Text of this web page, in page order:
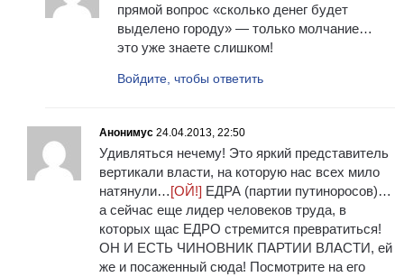
прямой вопрос «сколько денег будет
выделено городу» — только молчание…
это уже знаете слишком!
Войдите, чтобы ответить
Анонимус 24.04.2013, 22:50
Удивляться нечему! Это яркий представитель
вертикали власти, на которую нас всех мило
натянули…[ОЙ!] ЕДРА (партии путиноросов)…
а сейчас еще лидер человеков труда, в
которых щас ЕДРО стремится превратиться!
ОН И ЕСТЬ ЧИНОВНИК ПАРТИИ ВЛАСТИ, ей
же и посаженный сюда! Посмотрите на его